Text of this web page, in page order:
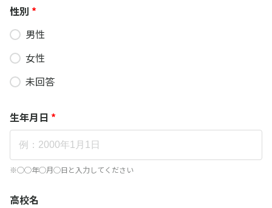
性別 *
男性
女性
未回答
生年月日 *
※◯◯年◯月◯日と入力してください
高校名